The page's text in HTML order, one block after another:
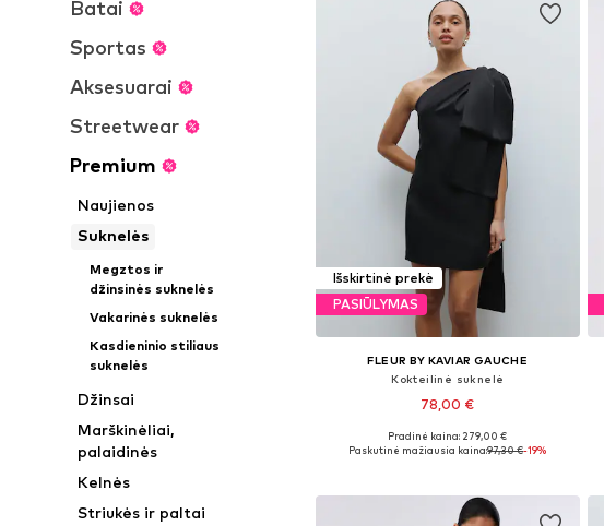
Batai
Sportas
Aksesuarai
Streetwear
Premium
Naujienos
Suknelės
Megztos ir
džinsinės suknelės
Vakarinės suknelės
Kasdieninio stiliaus
suknelės
Džinsai
Marškinėliai,
palaidinės
Kelnės
Striukės ir paltai
Išskirtinė prekė
PASIŪLYMAS
FLEUR BY KAVIAR GAUCHE
Kokteilinė suknelė
78,00 €
Galimi dydžiai: 34, 36, 38, 40
Pradinė kaina: 279,00 €
Paskutinė mažiausia kaina:97,30 €-19%